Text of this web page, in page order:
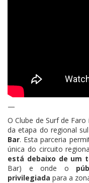
—
O Clube de Surf de
da etapa do regional
Bar. Esta parceria
única do circuito
está debaixo de um
Bar) e onde o
privilegiada para a